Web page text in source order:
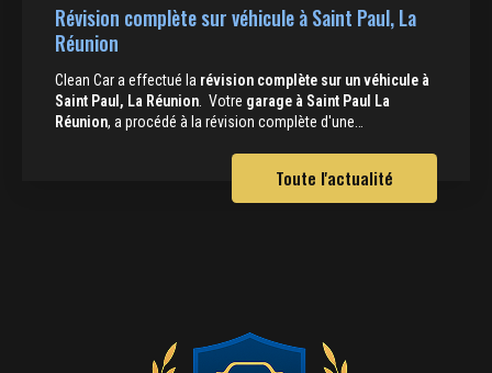
Révision complète sur véhicule à Saint Paul, La
Réunion
Clean Car a effectué la révision complète sur un véhicule à
Saint Paul, La Réunion . Votre garage à Saint Paul La
Réunion, a procédé à la révision complète d'une…
Toute l'actualité